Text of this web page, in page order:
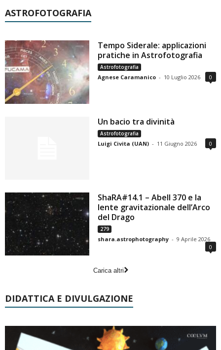
ASTROFOTOGRAFIA
Tempo Siderale: applicazioni
pratiche in Astrofotografia
Astrofotografia
Agnese Caramanico - 10 Luglio 2026 0
Un bacio tra divinità
Astrofotografia
Luigi Civita (UAN) - 11 Giugno 2026 0
ShaRA#14.1 – Abell 370 e la
lente gravitazionale dell’Arco
del Drago
279
shara.astrophotography - 9 Aprile 2026
0
Carica altri
DIDATTICA E DIVULGAZIONE